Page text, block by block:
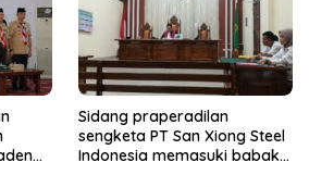
Sidang praperadilan
sengketa PT San Xiong Steel
Indonesia memasuki babak